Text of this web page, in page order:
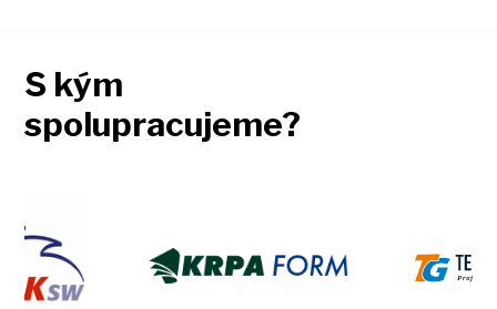
S kým
spolupracujeme?